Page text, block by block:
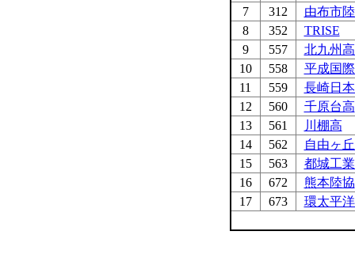
7
312
由布市
8
352
TRISE
9
557
北九州
10
558
平成国
11
559
長崎日
12
560
千原台高
13
561
川棚高
14
562
自由ヶ
15
563
都城工
16
672
熊本陸協
17
673 環太平